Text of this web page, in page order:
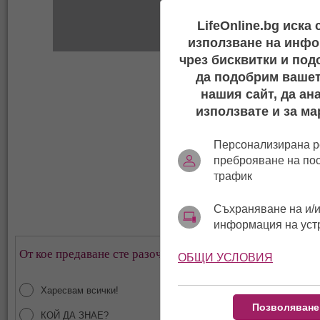
От кое предаване сте разочаровани най-много?
Харесвам всички!
КОЙ ДА ЗНАЕ?
LifeOnline.bg иска
използване на
чрез бисквитки и
да подобрим
нашия сайт, да
използвате и за
Персонализирана
преброяване на
трафик
Съхраняване на и/
информация на
ОБЩИ УСЛОВИЯ